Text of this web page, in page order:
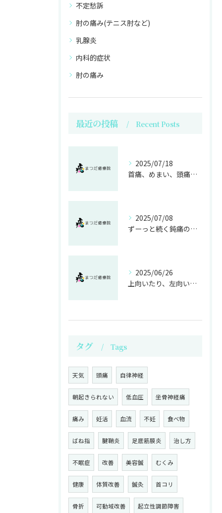
不定愁訴
肘の痛み(テニス肘など)
乳腺炎
内科的症状
肘の痛み
最近の投稿 Recent Posts
2025/07/18
首痛、めまい、頭痛の症状が改善！！|神戸市垂水区の整体院
2025/07/08
ずーっと続く鈍痛の頭痛が改善|神戸市垂水区の整体院
2025/06/26
上向いたり、左向いたりすると痛かった首が改善|神戸市垂水区の整体院
タグ Tags
天気 頭痛 自律神経
朝起きられない 低血圧 坐骨神経痛
痛み 妊活 血流 不妊 食べ物
ばね指 腱鞘炎 足底筋膜炎 治し方
不眠症 改善 美容鍼 むくみ
健康 体質改善 鍼灸 首コリ
骨折 可動域改善 起立性調節障害